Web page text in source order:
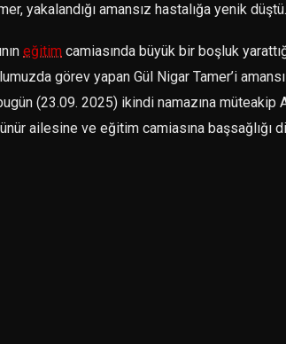
yakalandığı amansız hastalığa yenik düştü.
eğitim camiasında büyük bir boşluk
görev yapan Gül Nigar Tamer’i
(23.09. 2025) ikindi namazına müteakip
ailesine ve eğitim camiasına başsağlığı